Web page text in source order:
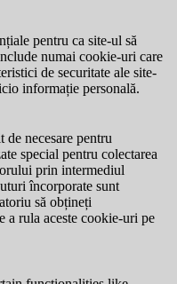
pentru ca site-ul să
numai cookie-uri care
de securitate ale site-
informație personală.
necesare pentru
special pentru colectarea
prin intermediul
încorporate sunt
să obțineți
a rula aceste cookie-uri pe